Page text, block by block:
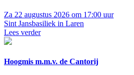
Za 22 augustus 2026 om 17:00 uur
Sint Jansbasiliek in Laren
Lees verder
Hoogmis m.m.v. de Cantorij